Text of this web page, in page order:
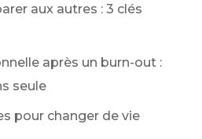
aux autres : 3 clés
après un burn-out :
seule
pour changer de vie